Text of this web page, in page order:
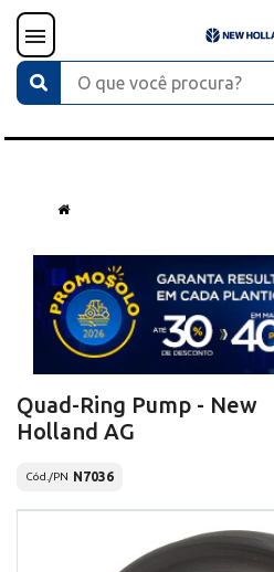
Quad-Ring Pump - New
Holland AG
Cód./PN N7036